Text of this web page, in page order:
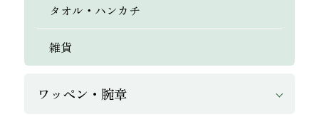
タオル・ハンカチ
雑貨
ワッペン・腕章